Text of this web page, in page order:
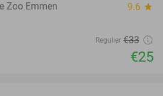
Zoo Emmen 9.6 star
Regulier €33
€25